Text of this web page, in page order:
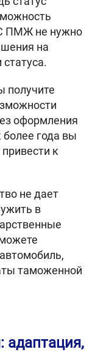
ПМЖ не нужно
на
получите
оформления
более года вы
к
не дает
в
таможенной
адаптация,